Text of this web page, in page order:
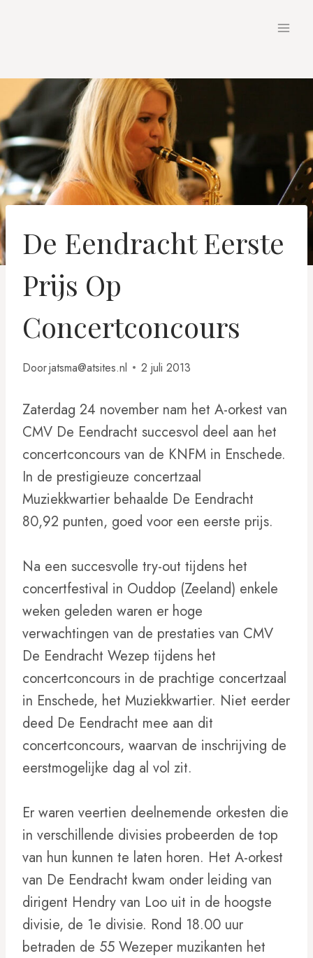
De Eendracht Eerste
Prijs Op
Concertconcours
Doorjatsma@atsites.nl 2 juli 2013
Zaterdag 24 november nam het A-orkest van
CMV De Eendracht succesvol deel aan het
concertconcours van de KNFM in Enschede.
In de prestigieuze concertzaal
Muziekkwartier behaalde De Eendracht
80,92 punten, goed voor een eerste prijs.
Na een succesvolle try-out tijdens het
concertfestival in Ouddop (Zeeland) enkele
weken geleden waren er hoge
verwachtingen van de prestaties van CMV
De Eendracht Wezep tijdens het
concertconcours in de prachtige concertzaal
in Enschede, het Muziekkwartier. Niet eerder
deed De Eendracht mee aan dit
concertconcours, waarvan de inschrijving de
eerstmogelijke dag al vol zit.
Er waren veertien deelnemende orkesten die
in verschillende divisies probeerden de top
van hun kunnen te laten horen. Het A-orkest
van De Eendracht kwam onder leiding van
dirigent Hendry van Loo uit in de hoogste
divisie, de 1e divisie. Rond 18.00 uur
betraden de 55 Wezeper muzikanten het